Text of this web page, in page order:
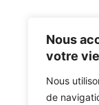
Nous
votre
Nous
de